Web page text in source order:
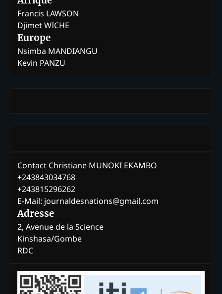
Francis LAWSON
Djimet WICHE
Europe
Nsimba MANDIANGU
Kevin PANZU
Contact Christiane MUNOKI EKAMBO
+243843034768
+243815296262
E-Mail: journaldesnations@gmail.com
Adresse
2, Avenue de la Science
Kinshasa/Gombe
RDC